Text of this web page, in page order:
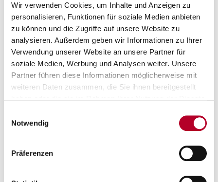
Wir verwenden Cookies, um Inhalte und Anzeigen zu
personalisieren, Funktionen für soziale Medien anbieten
zu können und die Zugriffe auf unsere Website zu
analysieren. Außerdem geben wir Informationen zu Ihrer
Verwendung unserer Website an unsere Partner für
soziale Medien, Werbung und Analysen weiter. Unsere
Partner führen diese Informationen möglicherweise mit
weiteren Daten zusammen, die Sie ihnen bereitgestellt
Notwendig
Präferenzen